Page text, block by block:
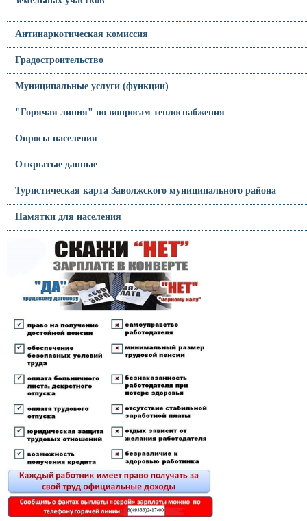
Антинаркотическая комиссия
Градостроительство
Муниципальные услуги (функции)
"Горячая линия" по вопросам теплоснабжения
Опросы населения
Открытые данные
Туристическая карта Заволжского муниципального района
Памятки для населения